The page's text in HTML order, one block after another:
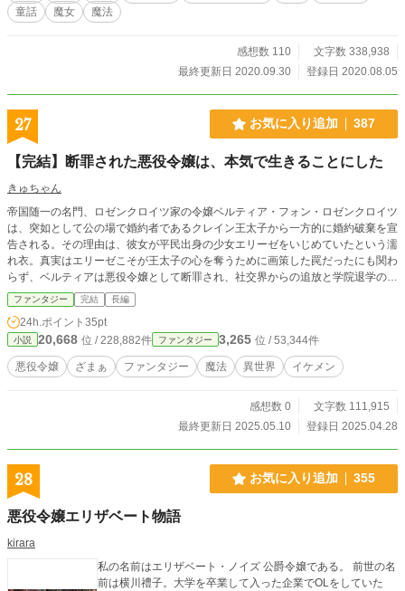
童話
魔女 魔法
感想数 110
文字数 338,938
最終更新日 2020.09.30
登録日 2020.08.05
27 お気に入り追加 387
【完結】断罪された悪役令嬢は、本気で生きることにした
きゅちゃん
帝国随一の名門、ロゼンクロイツ家の令嬢ベルティア・フォン・ロゼンクロイツ
は、突如として公の場で婚約者であるクレイン王太子から一方的に婚約破棄を宣
告される。その理由は、彼女が平民出身の少女エリーゼをいじめていたという濡
れ衣。真実はエリーゼこそが王太子の心を奪うために画策した罠だったにも関わ
らず、ベルティアは悪役令嬢として断罪され、社交界からの追放と学院退学の処
分を受ける。 全てを失ったベルティアだが、彼女は諦めない。これまで家の期
待に応えるため「完璧な令嬢」として生きてきた彼女だが、今度は自分自身のた
めに生きると決意する。軍事貴族の嫡男ヴァルター・フォン・クリムゾンをはじ
めとする協力者たちと共に、彼女は自らの名誉回復と真実の解明に挑む。 その
過程で、ベルティアは王太子の裏の顔や、エリーゼの正体、そして帝国に忍び寄
る陰謀に気づいていく。かつては社交界のスキルだけを磨いてきた彼女だが、今
失われた名誉、隠された真実、そして予期せぬ恋。断罪された「悪役令嬢」が、
自分の物語を自らの手で紡いでいく、爽快復讐ファンタジー。
ファンタジー 完結 長編
24h.ポイント 35pt
小説 20,668 位 / 228,882件 ファンタジー 3,265 位 / 53,344件
悪役令嬢 ざまぁ ファンタジー 魔法 異世界 イケメン
感想数 0
文字数 111,915
最終更新日 2025.05.10
登録日 2025.04.28
28 お気に入り追加 355
悪役令嬢エリザベート物語
kirara
私の名前はエリザベート・ノイズ 公爵令嬢である。 前世の名
前は横川禮子。大学を卒業して入った企業でOLをしていた